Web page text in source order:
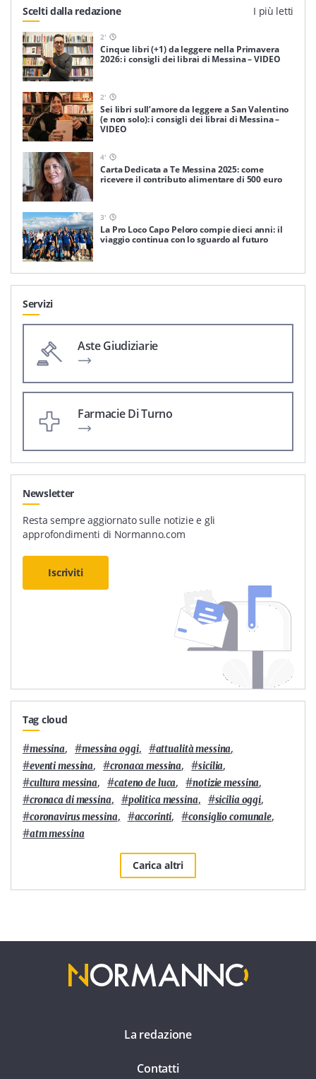
Iscriviti
Scelti dalla redazione I più letti
2'
Cinque libri (+1) da leggere nella Primavera
2026: i consigli dei librai di Messina – VIDEO
2'
Sei libri sull’amore da leggere a San Valentino
(e non solo): i consigli dei librai di Messina –
VIDEO
4'
Carta Dedicata a Te Messina 2025: come
ricevere il contributo alimentare di 500 euro
3'
La Pro Loco Capo Peloro compie dieci anni: il
viaggio continua con lo sguardo al futuro
Servizi
Aste Giudiziarie
Farmacie Di Turno
Newsletter
Resta sempre aggiornato sulle notizie e gli
approfondimenti di Normanno.com
Iscriviti
Tag cloud
#messina, #messina oggi, #attualità messina,
#eventi messina, #cronaca messina, #sicilia,
#cultura messina, #cateno de luca, #notizie messina,
#cronaca di messina, #politica messina, #sicilia oggi,
#coronavirus messina, #accorinti, #consiglio comunale,
#atm messina
Carica altri
La redazione
Contatti